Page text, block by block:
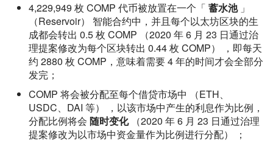
4,229,949 枚 COMP 代币被放置在一个「 蓄水池」
（Reservoir） 智能合约中，并且每个以太坊区块的生
成都会转出 0.5 枚 COMP （2020 年 6 月 23 日通过治
理提案修改为每个区块转出 0.44 枚 COMP） ，即每天
约 2880 枚 COMP，意味着需要 4 年的时间才会全部分
发完；
COMP 将会被分配至每个借贷市场中 （ETH、
USDC、DAI 等） ，以该市场中产生的利息作为比例，
分配比例将会 随时变化（2020 年 6 月 23 日通过治理
提案修改为以市场中资金量作为比例进行分配） ；